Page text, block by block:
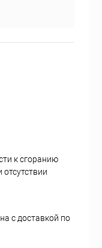
к сгоранию
с доставкой по